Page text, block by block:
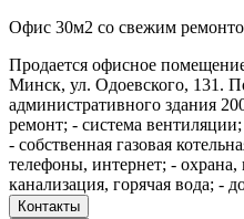
Офис 30м2 со свежим
Продается офисное
Минск, ул. Одоевского, 131.
административного здания
ремонт; - система
- собственная газовая
телефоны, интернет; -
канализация, горячая вода; -
Контакты